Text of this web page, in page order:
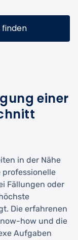
einer
in der Nähe
professionelle
Fällungen oder
Die erfahrenen
how und die
Aufgaben